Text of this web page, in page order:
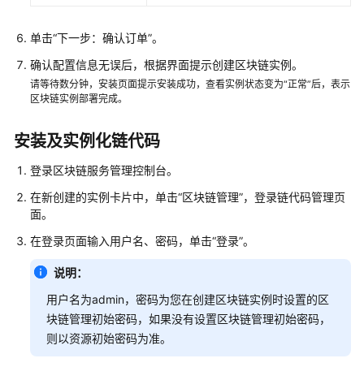
录
修
订
通
用
参
责
云
单击“下一步：确认订单”。
确认配置信息无误后，根据界面提示创建区块链实例。
请等待数分钟，安装页面提示安装成功，查看实例状态变为“正常”后，表示
区块链实例部署完成。
安装及实例化链代码
登录区块链服务管理控制台。
在新创建的实例卡片中，单击“区块链管理”，登录链代码管理页
面。
在登录页面输入用户名、密码，单击“登录”。
说明：
用户名为admin，密码为您在创建区块链实例时设置的区
块链管理初始密码，如果没有设置区块链管理初始密码，
则以资源初始密码为准。